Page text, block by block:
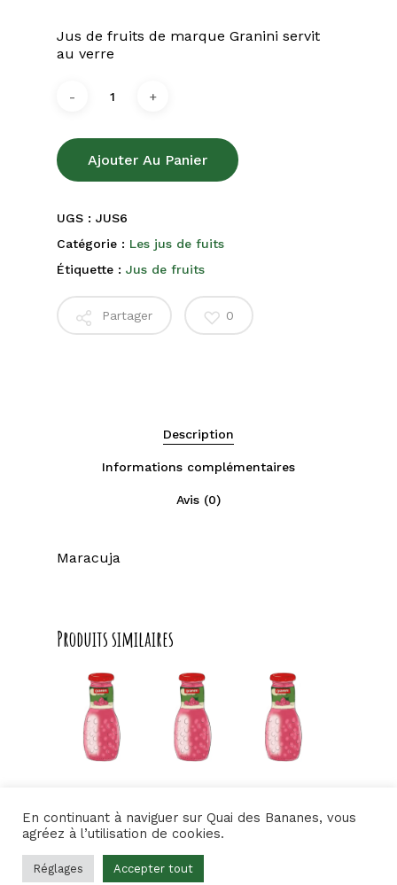
Jus de fruits de marque Granini servit
au verre
Ajouter Au Panier
UGS : JUS6
Catégorie : Les jus de fuits
Étiquette : Jus de fruits
Partager 0
Description
Informations complémentaires
Avis (0)
Maracuja
Produits similaires
3,50€ 3,50€ 3,50€
En continuant à naviguer sur Quai des Bananes, vous
agréez à l’utilisation de cookies.
Réglages Accepter tout